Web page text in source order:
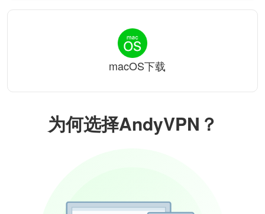
为何选择AndyVPN？
macOS下载